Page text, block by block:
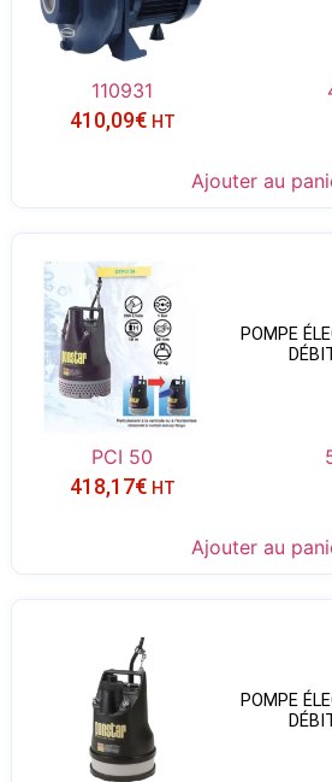
110931
410,09€ HT
Ajouter au
POMPE
PCI 50
418,17€ HT
Ajouter au
POMPE